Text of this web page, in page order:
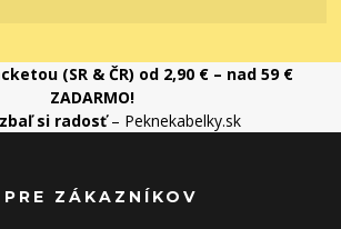
(SR & ČR) od 2,90 € – nad 59 €
ZADARMO!
si radosť– Peknekabelky.sk
ZÁKAZNÍKOV